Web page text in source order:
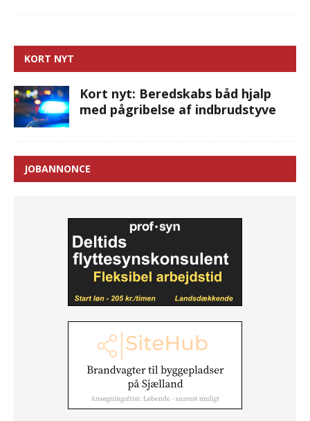
KORT NYT
Kort nyt: Beredskabs båd hjalp
med pågribelse af indbrudstyve
JOBANNONCE